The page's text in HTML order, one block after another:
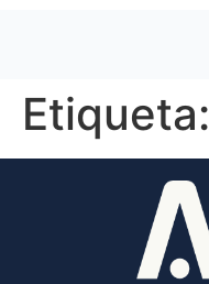
Etiqueta: